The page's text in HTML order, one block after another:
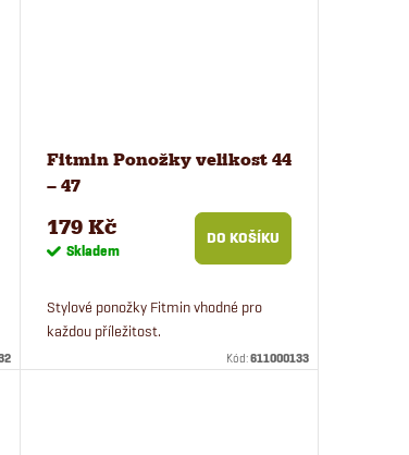
Fitmin Ponožky velikost 44
– 47
179 Kč
Skladem
DO KOŠÍKU
Stylové ponožky Fitmin vhodné pro
každou příležitost.
Kód:611000133